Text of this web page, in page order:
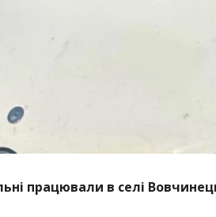
працювали в селі